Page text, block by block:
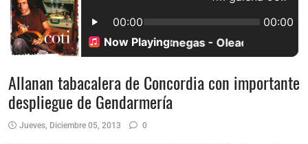
Allanan tabacalera de Concordia con importante
despliegue de Gendarmería
Jueves, Diciembre 05, 2013 0